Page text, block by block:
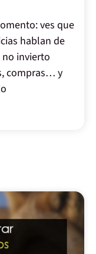
ves que
hablan de
invierto
compras… y